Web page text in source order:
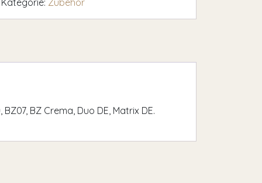
Kategorie: Zubehör
BZ Crema, Duo DE, Matrix DE.